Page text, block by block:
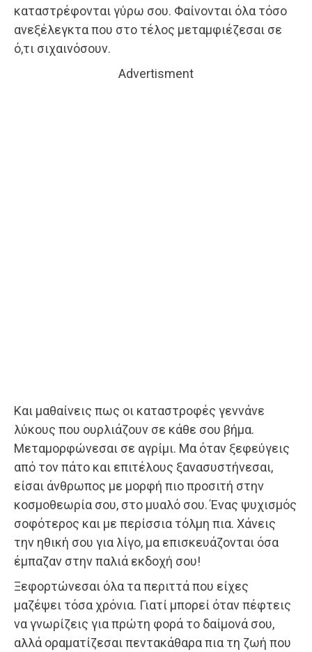
καταστρέφονται γύρω σου. Φαίνονται όλα τόσο
ανεξέλεγκτα που στο τέλος μεταμφιέζεσαι σε
ό,τι σιχαινόσουν.
Advertisment
Και μαθαίνεις πως οι καταστροφές γεννάνε
λύκους που ουρλιάζουν σε κάθε σου βήμα.
Μεταμορφώνεσαι σε αγρίμι. Μα όταν ξεφεύγεις
από τον πάτο και επιτέλους ξανασυστήνεσαι,
είσαι άνθρωπος με μορφή πιο προσιτή στην
κοσμοθεωρία σου, στο μυαλό σου. Ένας ψυχισμός
σοφότερος και με περίσσια τόλμη πια. Χάνεις
την ηθική σου για λίγο, μα επισκευάζονται όσα
έμπαζαν στην παλιά εκδοχή σου!
Ξεφορτώνεσαι όλα τα περιττά που είχες
μαζέψει τόσα χρόνια. Γιατί μπορεί όταν πέφτεις
να γνωρίζεις για πρώτη φορά το δαίμονά σου,
αλλά οραματίζεσαι πεντακάθαρα πια τη ζωή που